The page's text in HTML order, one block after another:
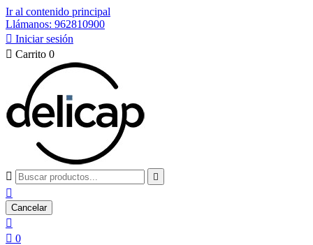
Ir al contenido principal
Llámanos: 962810900
 Iniciar sesión
 Carrito 0
 

Cancelar

 0